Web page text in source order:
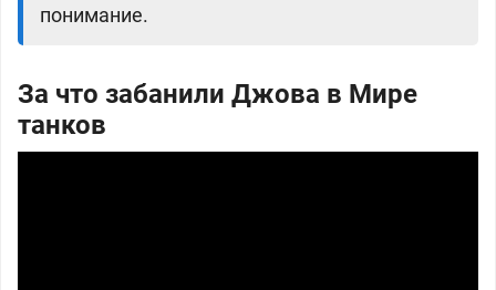
понимание.
За что забанили Джова в Мире
танков